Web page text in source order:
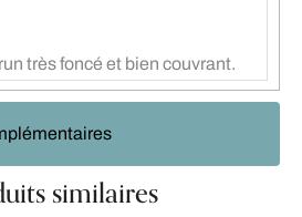
très foncé et bien couvrant.
similaires